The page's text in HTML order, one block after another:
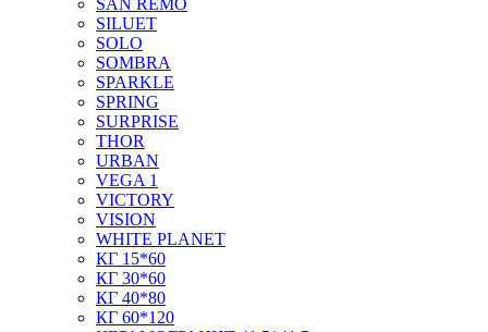
SAN REMO
SILUET
SOLO
SOMBRA
SPARKLE
SPRING
SURPRISE
THOR
URBAN
VEGA 1
VICTORY
VISION
WHITE PLANET
КГ 15*60
КГ 30*60
КГ 40*80
КГ 60*120